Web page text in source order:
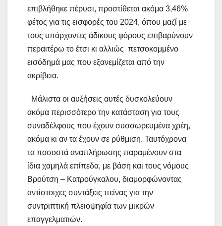
επιβλήθηκε πέρυσι, προστίθεται ακόμα 3,46%
φέτος για τις εισφορές του 2024, όπου μαζί με
τους υπάρχοντες άδικους φόρους επιβαρύνουν
περαιτέρω το έτσι κι αλλιώς πετσοκομμένο
εισόδημά μας που εξανεμίζεται από την
ακρίβεια.
Μάλιστα οι αυξήσεις αυτές δυσκολεύουν
ακόμα περισσότερο την κατάσταση για τους
συναδέλφους που έχουν συσσωρευμένα χρέη,
ακόμα κι αν τα έχουν σε ρύθμιση. Ταυτόχρονα
τα ποσοστά αναπλήρωσης παραμένουν στα
ίδια χαμηλά επίπεδα, με βάση και τους νόμους
Βρούτση – Κατρούγκαλου, διαμορφώνοντας
αντίστοιχες συντάξεις πείνας για την
συντριπτική πλειοψηφία των μικρών
επαγγελματιών.